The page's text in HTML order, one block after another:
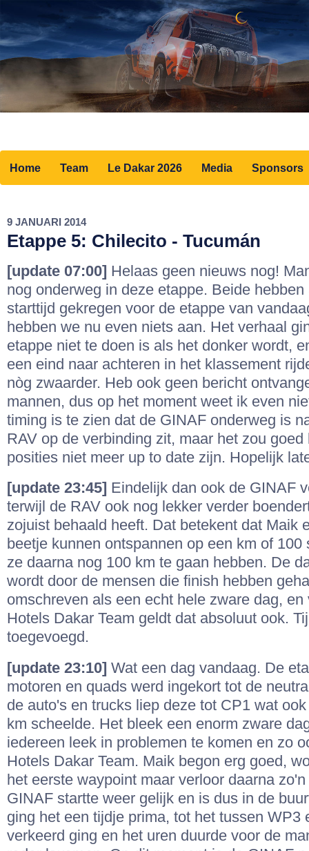
Home Team Le Dakar 2026 Media Sponsors
9 JANUARI 2014
Etappe 5: Chilecito - Tucumán
[update 07:00] Helaas geen nieuws nog!
nog onderweg in deze etappe. Beide hebben
starttijd gekregen voor de etappe van
hebben we nu even niets aan. Het verhaal
etappe niet te doen is als het donker wordt,
een eind naar achteren in het klassement
nòg zwaarder. Heb ook geen bericht
mannen, dus op het moment weet ik even
timing is te zien dat de GINAF onderweg is
RAV op de verbinding zit, maar het zou
posities niet meer up to date zijn. Hopelijk
[update 23:45] Eindelijk dan ook de GINAF
terwijl de RAV ook nog lekker verder
zojuist behaald heeft. Dat betekent dat Maik
beetje kunnen ontspannen op een km of 100
ze daarna nog 100 km te gaan hebben. De
wordt door de mensen die finish hebben
omschreven als een echt hele zware dag,
Hotels Dakar Team geldt dat absoluut ook.
toegevoegd.
[update 23:10] Wat een dag vandaag. De
motoren en quads werd ingekort tot de
de auto's en trucks liep deze tot CP1 wat
km scheelde. Het bleek een enorm zware
iedereen leek in problemen te komen en zo
Hotels Dakar Team. Maik begon erg goed,
het eerste waypoint maar verloor daarna
GINAF startte weer gelijk en is dus in de
ging het een tijdje prima, tot het tussen WP3
verkeerd ging en het uren duurde voor de